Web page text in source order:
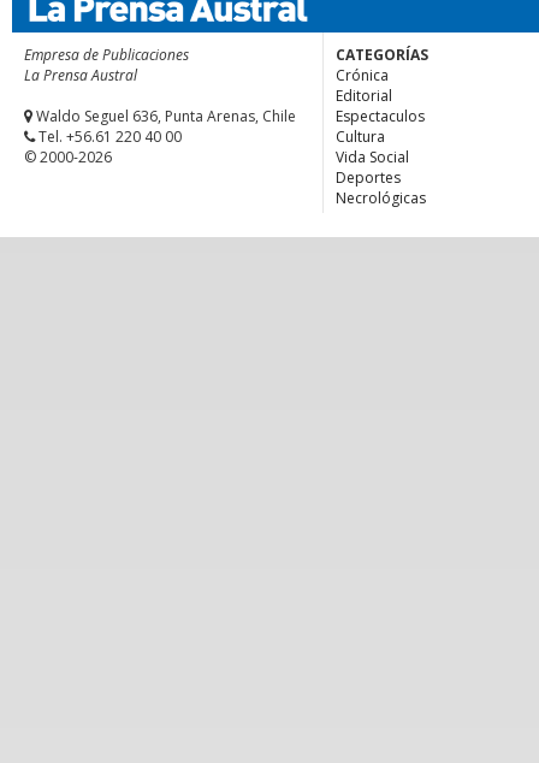
Empresa de Publicaciones
La Prensa Austral
Waldo Seguel 636, Punta Arenas, Chile
Tel. +56.61 220 40 00
© 2000-2026
CATEGORÍAS
Crónica
Editorial
Espectaculos
Cultura
Vida Social
Deportes
Necrológicas